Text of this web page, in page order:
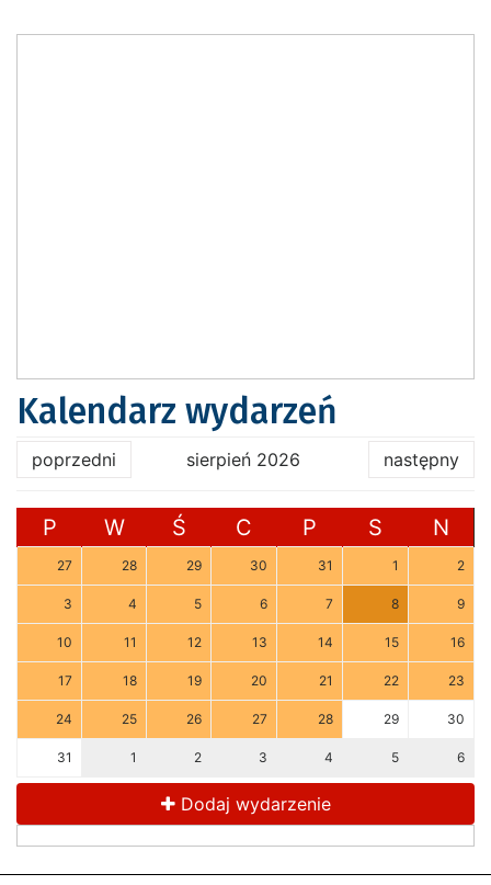
Kalendarz wydarzeń
poprzedni sierpień 2026 następny
P W Ś C P S N
27 28 29 30 31 1 2
3 4 5 6 7 8 9
10 11 12 13 14 15 16
17 18 19 20 21 22 23
24 25 26 27 28 29 30
31 1 2 3 4 5 6
Dodaj wydarzenie